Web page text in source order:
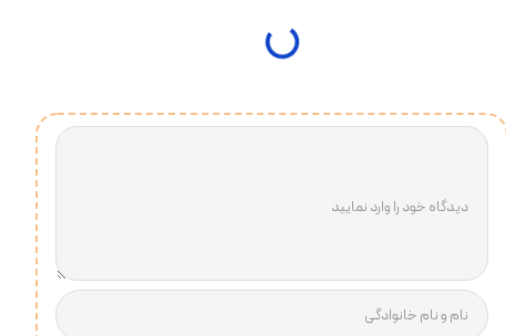
دیدگاه خود را وارد نمایید
نام و نام خانوادگی